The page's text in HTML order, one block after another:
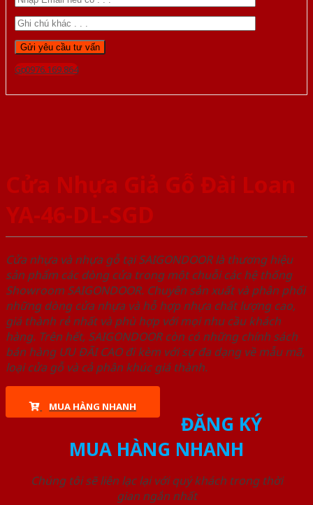
Gọi 0976.169.864
Cửa Nhựa Giả Gỗ Đài Loan
YA-46-DL-SGD
Cửa nhựa và nhựa gỗ tại SAIGONDOOR là thương hiệu
sản phẩm các dòng cửa trong một chuỗi các hệ thống
Showroom SAIGONDOOR. Chuyên sản xuất và phân phối
những dòng cửa nhựa và hỗ hợp nhựa chất lượng cao,
giá thành rẻ nhất và phù hợp với mọi nhu cầu khách
hàng. Trên hết, SAIGONDOOR còn có những chính sách
bán hàng ƯU ĐÃI CAO đi kèm với sự đa dạng về mẫu mã,
loại cửa gỗ và cả phân khúc giá thành.
MUA HÀNG NHANH
ĐĂNG KÝ
MUA HÀNG NHANH
Chúng tôi sẽ liên lạc lại với quý khách trong thời
gian ngắn nhất